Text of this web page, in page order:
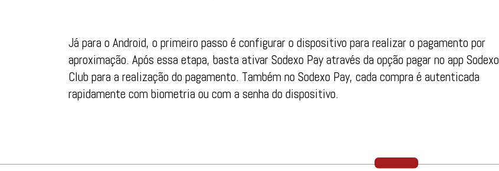
Já para o Android, o primeiro passo é configurar o dispositivo para realizar o pagamento por
aproximação. Após essa etapa, basta ativar Sodexo Pay através da opção pagar no app Sodexo
Club para a realização do pagamento. Também no Sodexo Pay, cada compra é autenticada
rapidamente com biometria ou com a senha do dispositivo.